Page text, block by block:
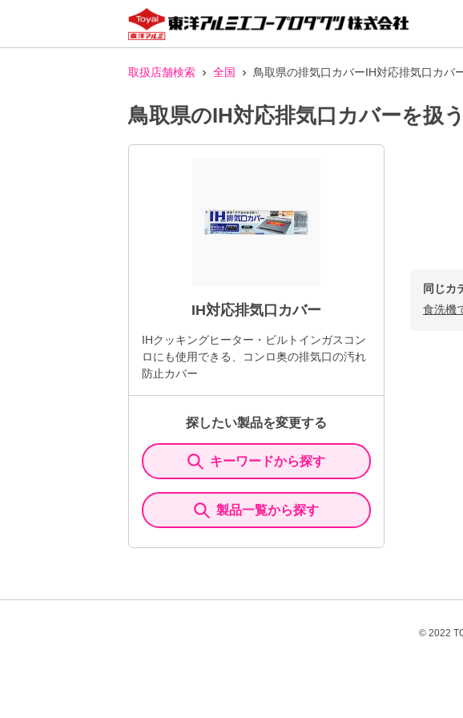
取扱店舗検索 全国 鳥取県の排気口カバーIH対応排気口カバ
鳥取県のIH対応排気口カバーを扱
IH対応排気口カバー
IHクッキングヒーター・ビルトインガスコン
ロにも使用できる、コンロ奥の排気口の汚れ
防止カバー
探したい製品を変更する
キーワードから探す
製品一覧から探す
同じカ
食洗機
© 2022